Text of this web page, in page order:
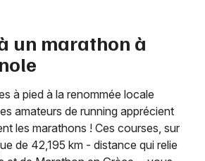
un marathon à
à pied à la renommée locale
amateurs de running apprécient
les marathons ! Ces courses, sur
de 42,195 km - distance qui relie